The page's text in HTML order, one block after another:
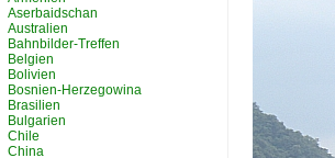
Aserbaidschan
Australien
Bahnbilder-Treffen
Belgien
Bolivien
Bosnien-Herzegowina
Brasilien
Bulgarien
Chile
China